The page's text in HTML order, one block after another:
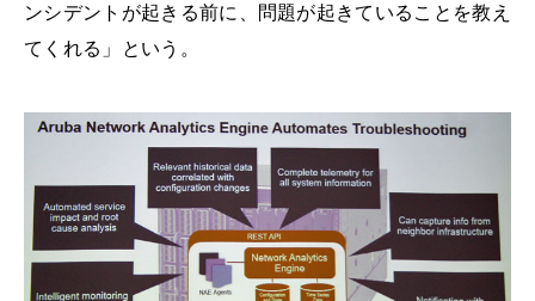
ンシデントが起きる前に、問題が起きていることを教え
てくれる」という。